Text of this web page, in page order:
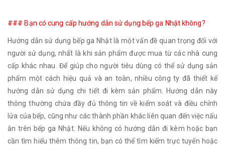
### Bạn có cung cấp hướng dẫn sử dụng bếp ga Nhật không?
Hướng dẫn sử dụng bếp ga Nhật là một vấn đề quan trọng đối với
người sử dụng, nhất là khi sản phẩm được mua từ các nhà cung
cấp khác nhau. Để giúp cho người tiêu dùng có thể sử dụng sản
phẩm một cách hiệu quả và an toàn, nhiều công ty đã thiết kế
hướng dẫn sử dụng chi tiết đi kèm sản phẩm. Hướng dẫn này
thông thường chứa đầy đủ thông tin về kiểm soát và điều chỉnh
lửa của bếp, cũng như các thành phần khác liên quan đến việc nấu
ăn trên bếp ga Nhật. Nếu không có hướng dẫn đi kèm hoặc bạn
cần tìm hiểu thêm thông tin, bạn có thể tìm kiếm trực tuyến hoặc